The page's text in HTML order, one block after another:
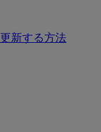
更新する方法